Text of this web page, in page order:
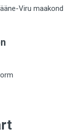
Viru maakond